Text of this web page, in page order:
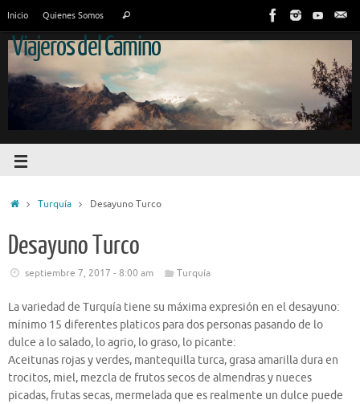
Inicio Quienes Somos
Viajeros del Camino
Turquía Desayuno Turco
Desayuno Turco
septiembre 7, 2017 - 8:00 am Turquía
La variedad de Turquía tiene su máxima expresión en el desayuno:
mínimo 15 diferentes platicos para dos personas pasando de lo
dulce a lo salado, lo agrio, lo graso, lo picante:
Aceitunas rojas y verdes, mantequilla turca, grasa amarilla dura en
trocitos, miel, mezcla de frutos secos de almendras y nueces
picadas, frutas secas, mermelada que es realmente un dulce puede